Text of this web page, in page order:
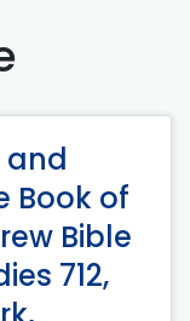
and
Book of
Bible
712,